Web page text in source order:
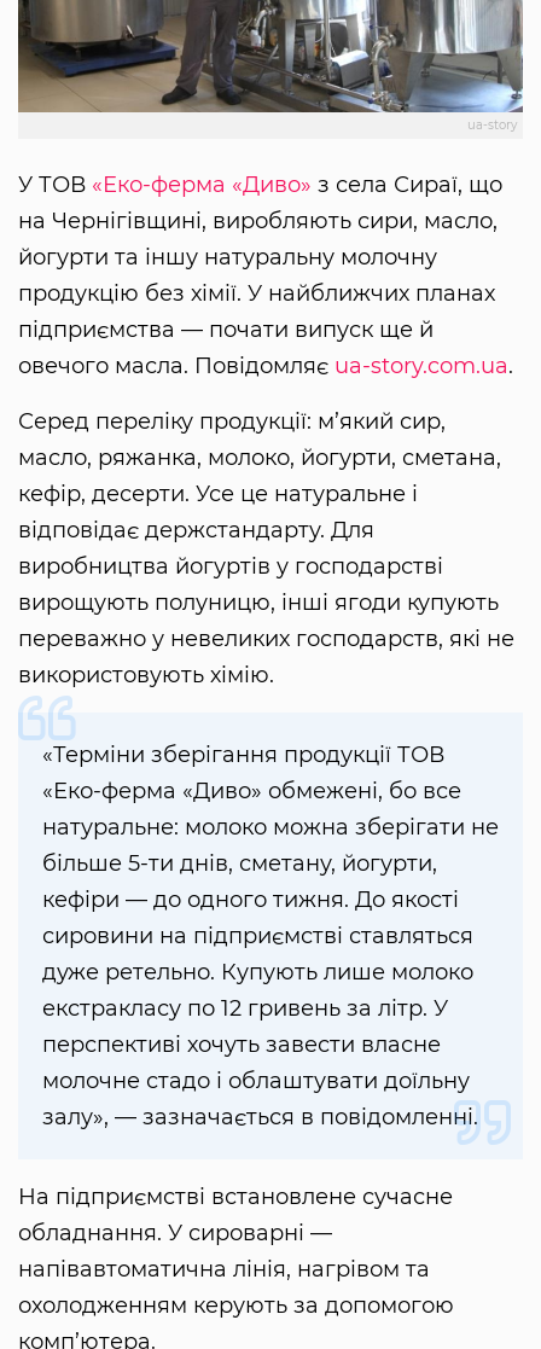
ua-story
У ТОВ «Еко-ферма «Диво» з села Сираї, що
на Чернігівщині, виробляють сири, масло,
йогурти та іншу натуральну молочну
продукцію без хімії. У найближчих планах
підприємства — почати випуск ще й
овечого масла. Повідомляє ua-story.com.ua.
Серед переліку продукції: м’який сир,
масло, ряжанка, молоко, йогурти, сметана,
кефір, десерти. Усе це натуральне і
відповідає держстандарту. Для
виробництва йогуртів у господарстві
вирощують полуницю, інші ягоди купують
переважно у невеликих господарств, які не
використовують хімію.
«Терміни зберігання продукції ТОВ
«Еко-ферма «Диво» обмежені, бо все
натуральне: молоко можна зберігати не
більше 5-ти днів, сметану, йогурти,
кефіри — до одного тижня. До якості
сировини на підприємстві ставляться
дуже ретельно. Купують лише молоко
екстракласу по 12 гривень за літр. У
перспективі хочуть завести власне
молочне стадо і облаштувати доїльну
залу», — зазначається в повідомленні.
На підприємстві встановлене сучасне
обладнання. У сироварні —
напівавтоматична лінія, нагрівом та
охолодженням керують за допомогою
комп’ютера.